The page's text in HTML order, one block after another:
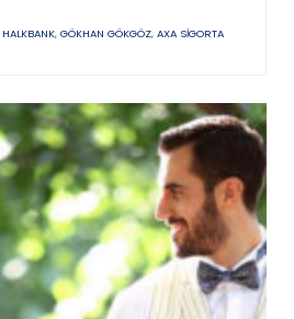
HALKBANK, GÖKHAN GÖKGÖZ, AXA SIGORTA